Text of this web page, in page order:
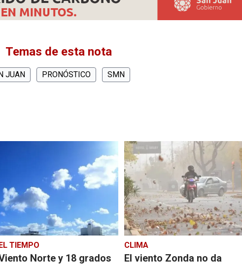
Temas de esta nota
JUAN PRONÓSTICO SMN
TIEMPO
Norte y 18 grados
CLIMA
El viento Zonda no da